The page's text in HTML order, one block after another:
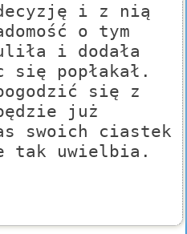
decyzję i z nią
o tym
i dodała
popłakał.
się z
już
swoich ciastek
tak uwielbia.